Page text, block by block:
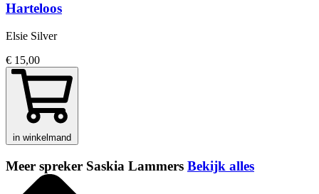
Harteloos
Elsie Silver
€ 15,00
in winkelmand
Meer spreker Saskia Lammers Bekijk alles